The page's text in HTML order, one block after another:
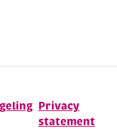
Privacy
statement